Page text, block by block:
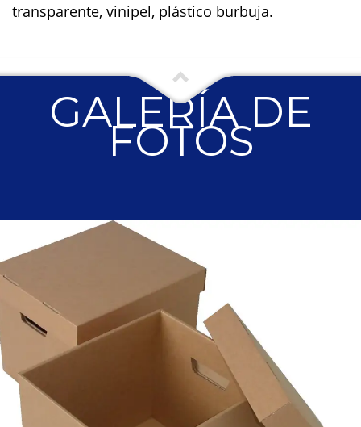
transparente, vinipel, plástico burbuja.
GALERÍA DE
FOTOS